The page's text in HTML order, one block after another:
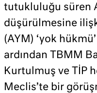
tutukluluğu süren
düşürülmesine
(AYM) ‘yok
ardından TBMM
Kurtulmuş ve TİP
Meclis’te bir